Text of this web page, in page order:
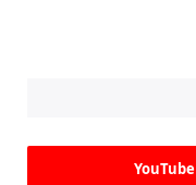
YouTube